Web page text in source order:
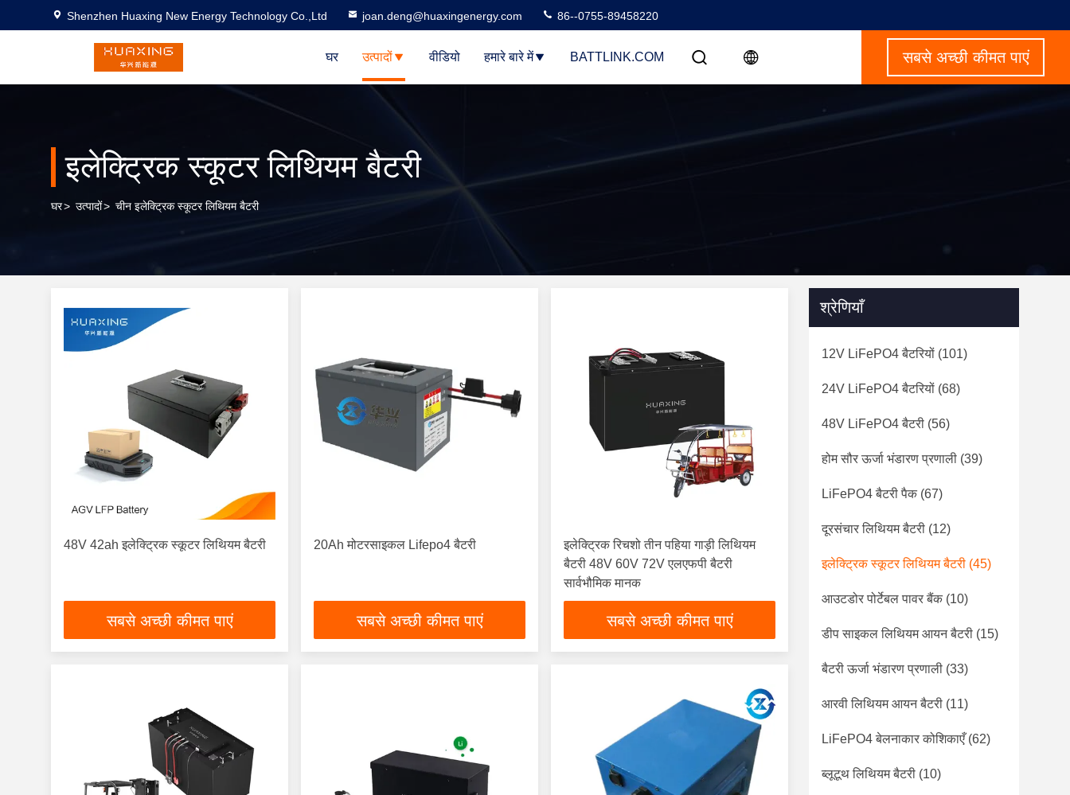
Shenzhen Huaxing New Energy Technology Co.,Ltd joan.deng@huaxingenergy.com 86--0755-89458220
घर उत्पादों वीडियो हमारे बारे में BATTLINK.COM सबसे अच्छी कीमत पाएं
इलेक्ट्रिक स्कूटर लिथियम बैटरी
घर> उत्पादों> चीन इलेक्ट्रिक स्कूटर लिथियम बैटरी
48V 42ah इलेक्ट्रिक स्कूटर लिथियम बैटरी
सबसे अच्छी कीमत पाएं
20Ah मोटरसाइकल Lifepo4 बैटरी
सबसे अच्छी कीमत पाएं
इलेक्ट्रिक रिचशो तीन पहिया गाड़ी लिथियम
बैटरी 48V 60V 72V एलएफपी बैटरी
सार्वभौमिक मानक
सबसे अच्छी कीमत पाएं
श्रेणियाँ
12V LiFePO4 बैटरियों (101)
24V LiFePO4 बैटरियों (68)
48V LiFePO4 बैटरी (56)
होम सौर ऊर्जा भंडारण प्रणाली (39)
LiFePO4 बैटरी पैक (67)
दूरसंचार लिथियम बैटरी (12)
इलेक्ट्रिक स्कूटर लिथियम बैटरी (45)
आउटडोर पोर्टेबल पावर बैंक (10)
डीप साइकल लिथियम आयन बैटरी (15)
बैटरी ऊर्जा भंडारण प्रणाली (33)
आरवी लिथियम आयन बैटरी (11)
LiFePO4 बेलनाकार कोशिकाएँ(62)
ब्लूटूथ लिथियम बैटरी (10)